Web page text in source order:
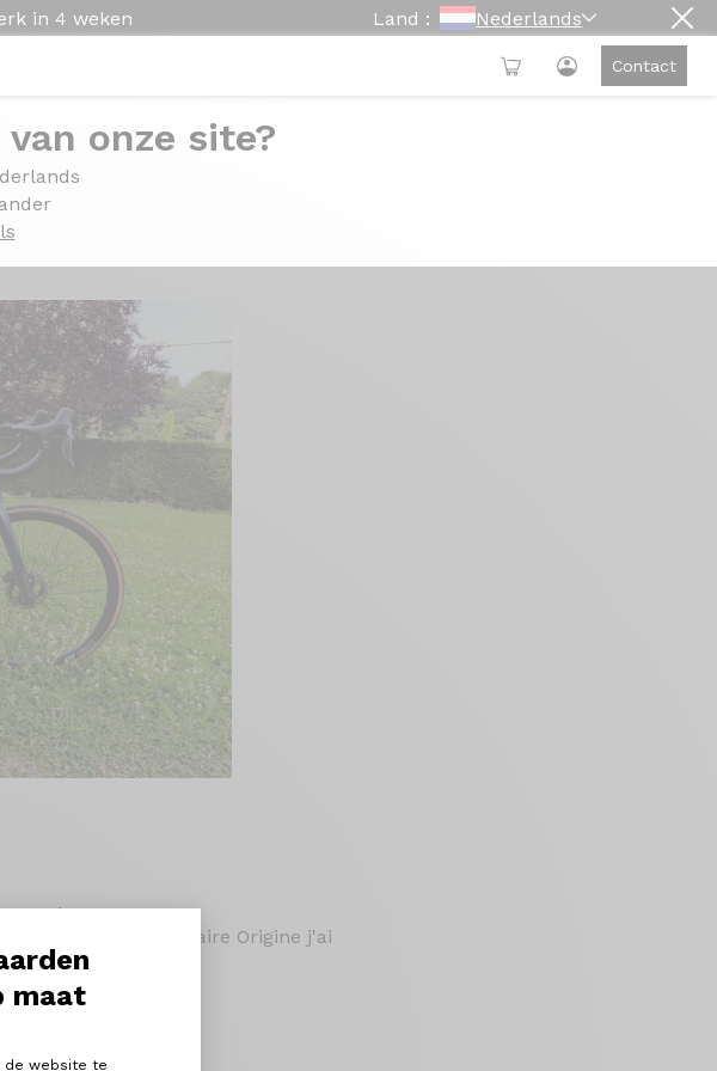
maat
Personaliseer uw opties
de website te
in 4 weken Land : Nederlands
Contact
onze site?
Fraxion GTR.
référencé partenaire Origine j'ai